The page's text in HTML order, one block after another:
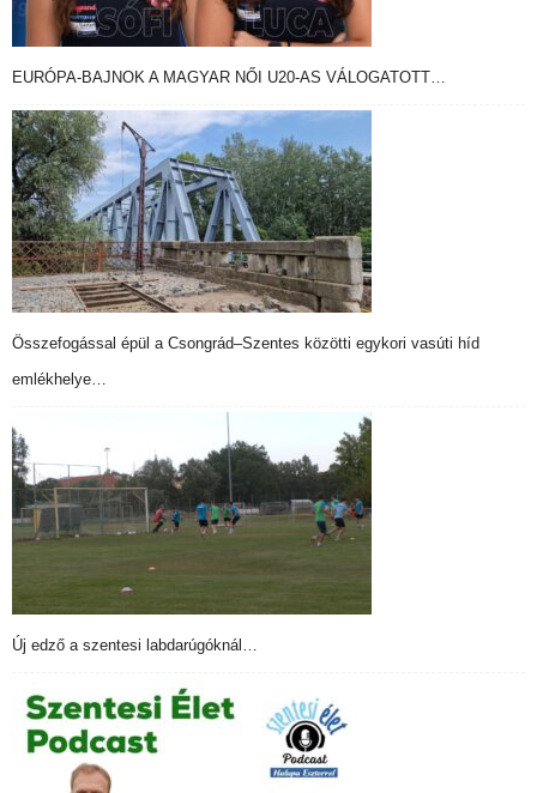
EURÓPA-BAJNOK A MAGYAR NŐI U20-AS VÁLOGATOTT…
Összefogással épül a Csongrád–Szentes közötti egykori vasúti híd
emlékhelye…
Új edző a szentesi labdarúgóknál…